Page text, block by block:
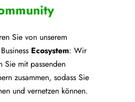
Sie von unserem
Ecosystem: Wir
Sie mit passenden
zusammen, sodass Sie
und vernetzen können.